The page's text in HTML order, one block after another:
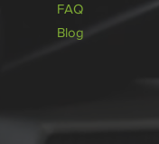
FAQ
Blog